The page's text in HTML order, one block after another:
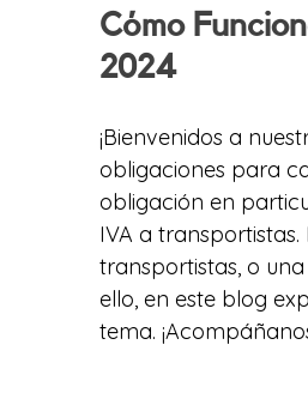
Cómo
2024
¡Bienvenidos a
obligaciones para
obligación en
IVA a
transportistas, o
ello, en este blog
tema.